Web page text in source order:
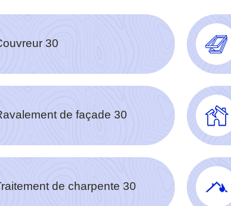
30
de façade 30
de charpente 30